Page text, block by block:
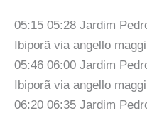
05:15 05:28 Jardim
Ibiporã via angello maggi
05:46 06:00 Jardim
Ibiporã via angello maggi
06:20 06:35 Jardim